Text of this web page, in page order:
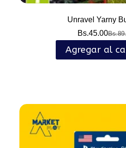
Unravel Yarny
Bs.
El
precio
Bs.45.00El
precio
actual
Agregar al